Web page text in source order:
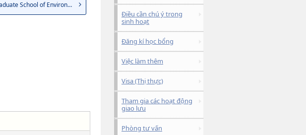
Graduate School of Environmen...
Điều cần chú ý trong
sinh hoạt
Đăng kí học bổng
Việc làm thêm
Visa (Thị thực)
Tham gia các hoạt động
giao lưu
Phòng tư vấn